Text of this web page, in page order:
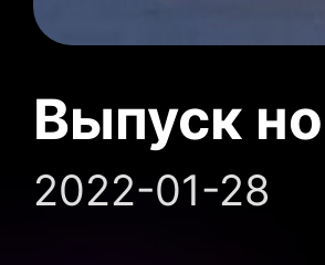
Выпуск
2022-01-28